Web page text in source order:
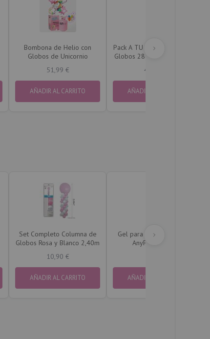
Bombona de Helio con
Globos de Unicornio
51,99 €
AÑADIR AL CARRITO
Pack A TU GUSTO Maxi + 50
Globos 28cm. Elige el color
49,90 €
AÑADIR AL CARRITO
Set Completo Columna de
Globos Rosa y Blanco 2,40m
10,90 €
AÑADIR AL CARRITO
Gel para Globos de Helio
AnyFloat 100ml
AÑADIR AL CARRITO